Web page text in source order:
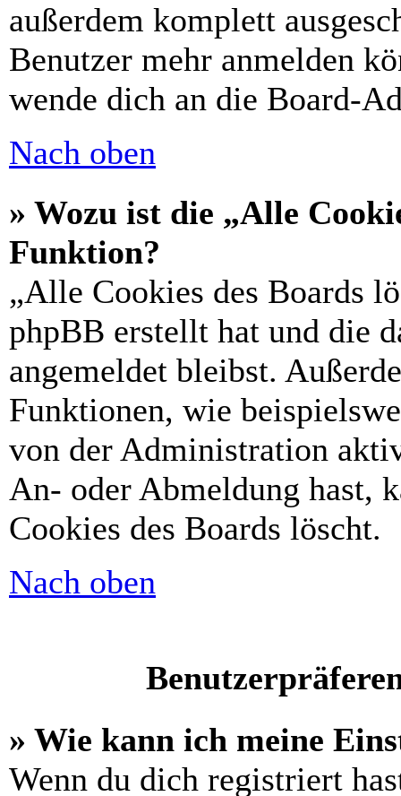
außerdem komplett
Benutzer mehr anmelden
wende dich an die Board-
Nach oben
» Wozu ist die „Alle
Funktion?
„Alle Cookies des Boards
phpBB erstellt hat und die
angemeldet bleibst.
Funktionen, wie
von der Administration
An- oder Abmeldung hast,
Cookies des Boards löscht.
Nach oben
» Wie kann ich meine
Wenn du dich registriert